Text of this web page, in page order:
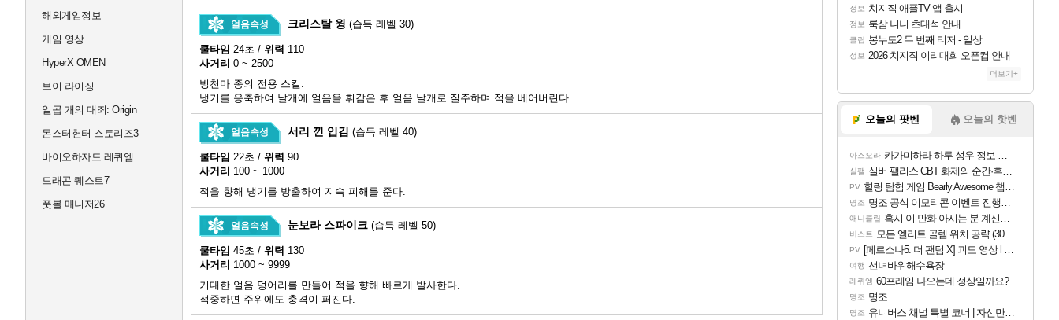
해외게임정보
게임 영상
HyperX OMEN
브이 라이징
일곱 개의 대죄: Origin
몬스터헌터 스토리즈3
바이오하자드 레퀴엠
드래곤 퀘스트7
풋볼 매니저26
얼음속성 크리스탈 윙 (습득 레벨 30)
쿨타임 24초 / 위력 110
사거리 0 ~ 2500
빙천마 종의 전용 스킬.
냉기를 응축하여 날개에 얼음을 휘감은 후 얼음 날개로 질주하며 적을 베어버린다.
얼음속성 서리 낀 입김 (습득 레벨 40)
쿨타임 22초 / 위력 90
사거리 100 ~ 1000
적을 향해 냉기를 방출하여 지속 피해를 준다.
얼음속성 눈보라 스파이크 (습득 레벨 50)
쿨타임 45초 / 위력 130
사거리 1000 ~ 9999
거대한 얼음 덩어리를 만들어 적을 향해 빠르게 발사한다.
적중하면 주위에도 충격이 퍼진다.
정보 치지직 애플TV 앱 출시
정보 룩삼 니니 초대석 안내
클립 봉누도2 두 번째 티저 - 일상
정보 2026 치지직 이리대회 오픈컵 안내
더보기+
오늘의 팟벤 오늘의 핫벤
아스오라 카가미하라 하루 성우 정보 및 주요 필모
실팰 실버 팰리스 CBT 화제의 순간·후기 모음
PV 힐링 탐험 게임 Bearly Awesome 챕터 1 트레일러
명조 명조 공식 이모티콘 이벤트 진행해봤습니다! 참여부터 추첨까지????
애니클립 혹시 이 만화 아시는 분 계신가요
비스트 모든 엘리트 골렘 위치 공략 (30개) - 방랑 결투가
PV [페르소나5: 더 팬텀 X] 괴도 영상 l 타카마키 안·댄싱 스타
여행 선녀바위해수욕장
레퀴엠 60프레임 나오는데 정상일까요?
명조 명조
명조 유니버스 채널 특별 코너 | 자신만의 스타일